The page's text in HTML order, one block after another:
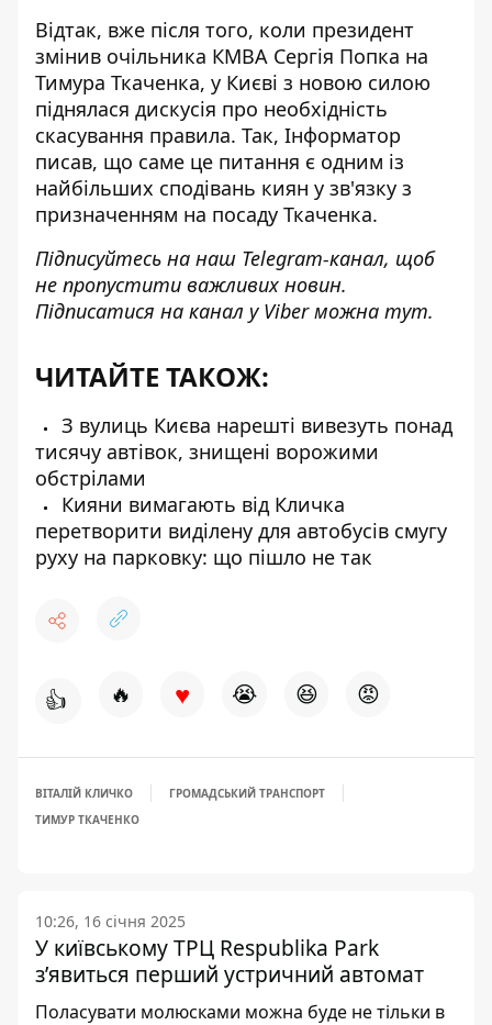
Відтак, вже після того, коли президент
змінив очільника КМВА Сергія Попка на
Тимура Ткаченка, у Києві з новою силою
піднялася дискусія про необхідність
скасування правила. Так, Інформатор
писав, що саме це питання є одним із
найбільших сподівань киян у зв'язку з
призначенням на посаду Ткаченка.
Підписуйтесь на наш Telegram-канал, щоб
не пропустити важливих новин.
Підписатися на канал у Viber можна тут.
ЧИТАЙТЕ ТАКОЖ:
З вулиць Києва нарешті вивезуть понад
тисячу автівок, знищені ворожими
обстрілами
Кияни вимагають від Кличка
перетворити виділену для автобусів смугу
руху на парковку: що пішло не так
👍 🔥 ♥ 😭 😆 😡
ВІТАЛІЙ КЛИЧКО
ГРОМАДСЬКИЙ ТРАНСПОРТ
ТИМУР ТКАЧЕНКО
10:26, 16 січня 2025
У київському ТРЦ Respublika Park
з’явиться перший устричний автомат
Поласувати молюсками можна буде не тільки в